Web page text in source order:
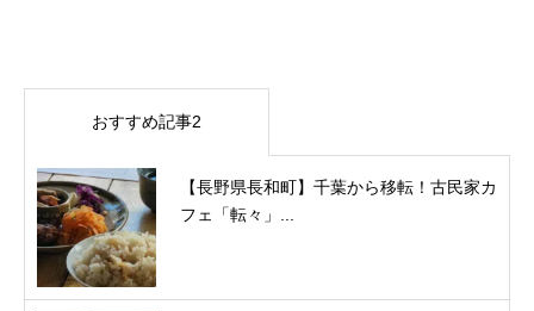
おすすめ記事2
【長野県長和町】千葉から移転！古民家カ
フェ「転々」...